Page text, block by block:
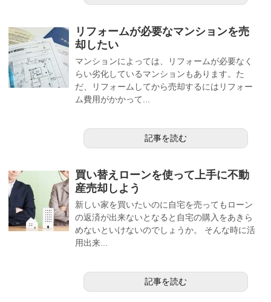
リフォームが必要なマンションを売
却したい
マンションによっては、リフォームが必要なく
らい劣化しているマンションもあります。た
だ、リフォームしてから売却するにはリフォー
ム費用がかかって...
記事を読む
買い替えローンを使って上手に不動
産売却しよう
新しい家を買いたいのに自宅を売ってもローン
の返済が出来ないとなると自宅の購入をあきら
めないといけないのでしょうか。 そんな時に活
用出来...
記事を読む